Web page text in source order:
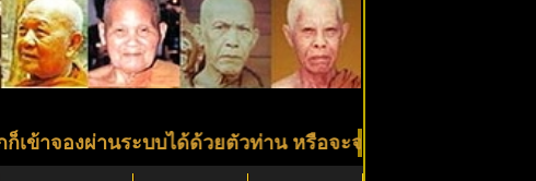
ระบบได้ด้วยตัวท่าน หรือจะจองตรงกับผมได้เลย โทร 080-